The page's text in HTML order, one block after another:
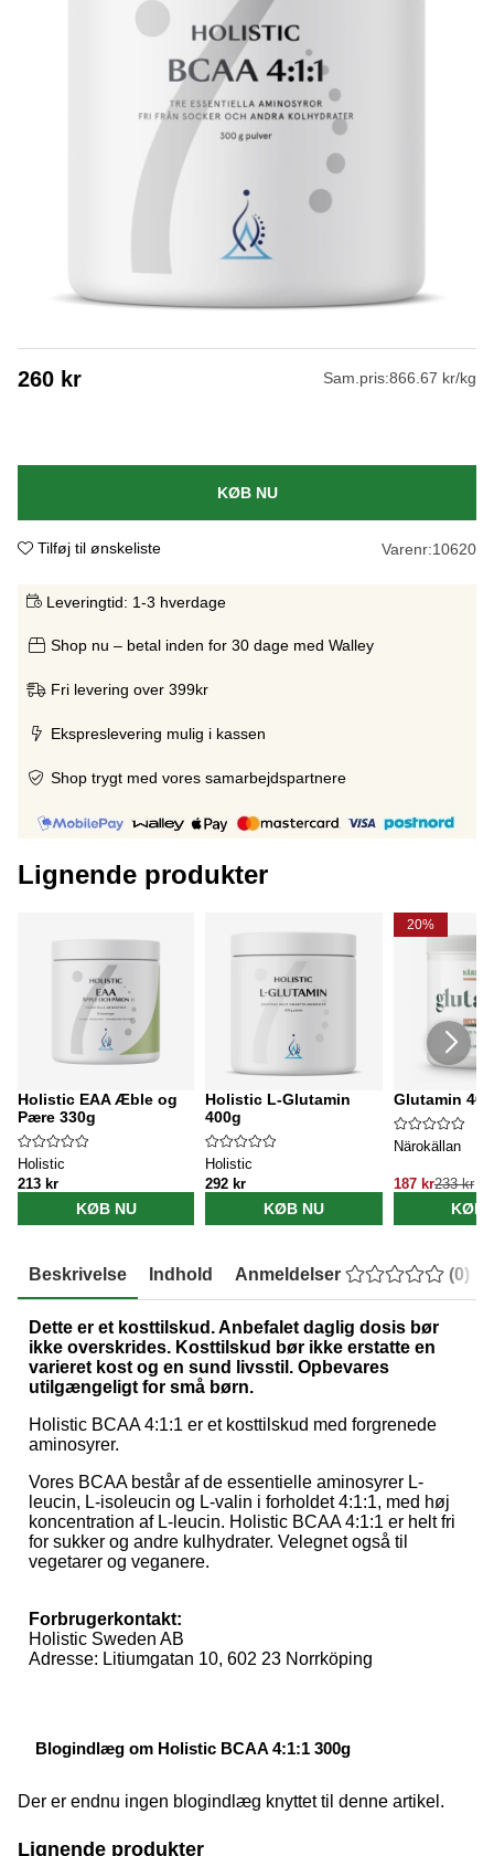
260 kr Sam.pris:866.67 kr/kg
KØB NU
Tilføj til ønskeliste Varenr:10620
Leveringtid: 1-3 hverdage
Shop nu – betal inden for 30 dage med Walley
Fri levering over 399kr
Ekspreslevering mulig i kassen
Shop trygt med vores samarbejdspartnere
Lignende produkter
Holistic EAA Æble og
Pære 330g
Holistic
213 kr
KØB NU
Holistic L-Glutamin
400g
Holistic
292 kr
KØB NU
20%
Glutamin
Närokällan
187 kr233 kr
KØB
Beskrivelse Indhold Anmeldelser (0)
Dette er et kosttilskud. Anbefalet daglig dosis bør
ikke overskrides. Kosttilskud bør ikke erstatte en
varieret kost og en sund livsstil. Opbevares
utilgængeligt for små børn.
Holistic BCAA 4:1:1 er et kosttilskud med forgrenede
aminosyrer.
Vores BCAA består af de essentielle aminosyrer L-
leucin, L-isoleucin og L-valin i forholdet 4:1:1, med høj
koncentration af L-leucin. Holistic BCAA 4:1:1 er helt fri
for sukker og andre kulhydrater. Velegnet også til
vegetarer og veganere.
Forbrugerkontakt:
Holistic Sweden AB
Adresse: Litiumgatan 10, 602 23 Norrköping
Blogindlæg om Holistic BCAA 4:1:1 300g
Der er endnu ingen blogindlæg knyttet til denne artikel.
Lignende produkter